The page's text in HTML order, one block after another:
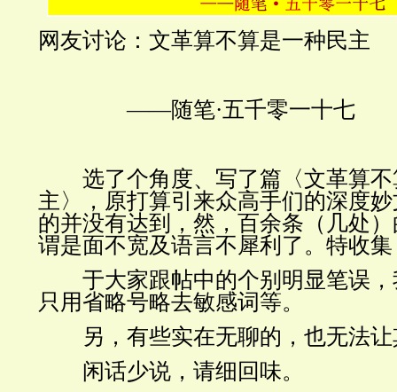
网友讨论：文革算不算是一种民主
——随笔·五千零一十七
选了个角度、写了篇〈文革算不
主〉，原打算引来众高手们的深度
的并没有达到，然，百余条（几处
谓是面不宽及语言不犀利了。特收
于大家跟帖中的个别明显笔误，
只用省略号略去敏感词等。
另，有些实在无聊的，也无法让
闲话少说，请细回味。